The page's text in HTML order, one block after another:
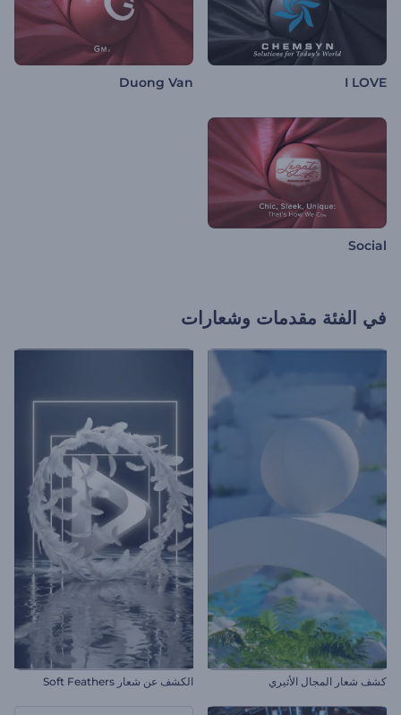
I LOVE
Duong Van
Social
في الفئة مقدمات وشعارات
كشف شعار المجال الأثيري الكشف عن شعار Soft Feathers